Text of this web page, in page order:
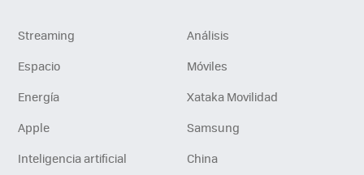
Streaming
Análisis
Espacio
Móviles
Energía
Xataka Movilidad
Apple
Samsung
Inteligencia artificial
China